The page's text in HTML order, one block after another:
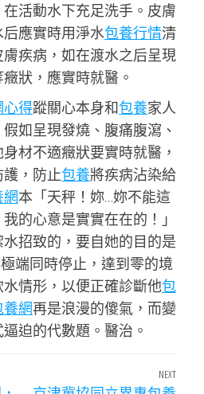
活動水下充足洗手。皮膚
后應實時用淨水包養行情清
疾病，如在渡水之后呈現
狀，應實時就醫。
心得蹤關心本身和包養家人
如呈現發燒、腹痛腹瀉、
材不適癥狀要實時就醫，
，防止包養將疾病沾染給
網本「天秤！妳…妳不能這
的心意是實實在在的！」
招致的，要自她的目的是
端同時停止，達到零的境
情形，以便正確診斷他包
養網再是浪漫的傻氣，而變
迫的代數題。醫治。
Next
NEXT